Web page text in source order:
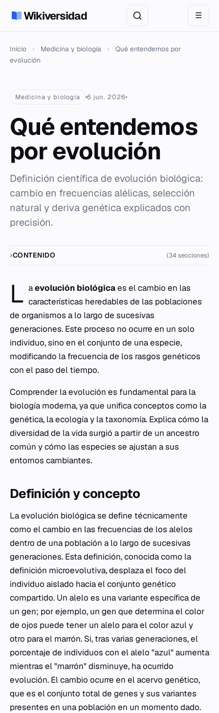
Wikiversidad ☰
Inicio › Medicina y biología ›
Qué entendemos por
evolución
Medicina y biología 6 jun. 2026
Qué entendemos
por evolución
Definición científica de evolución biológica:
cambio en frecuencias alélicas, selección
natural y deriva genética explicados con
precisión.
CONTENIDO (34 secciones)
L aevolución biológicaes el cambio en las
características heredables de las poblaciones
de organismos a lo largo de sucesivas
generaciones. Este proceso no ocurre en un solo
individuo, sino en el conjunto de una especie,
modificando la frecuencia de los rasgos genéticos
con el paso del tiempo.
Comprender la evolución es fundamental para la
biología moderna, ya que unifica conceptos como la
genética, la ecología y la taxonomía. Explica cómo la
diversidad de la vida surgió a partir de un ancestro
común y cómo las especies se ajustan a sus
entornos cambiantes.
Definición y concepto
La evolución biológica se define técnicamente
como el cambio en las frecuencias de los alelos
dentro de una población a lo largo de sucesivas
generaciones. Esta definición, conocida como la
definición microevolutiva, desplaza el foco del
individuo aislado hacia el conjunto genético
compartido. Un alelo es una variante específica de
un gen; por ejemplo, un gen que determina el color
de ojos puede tener un alelo para el color azul y
otro para el marrón. Si, tras varias generaciones, el
porcentaje de individuos con el alelo "azul" aumenta
mientras el "marrón" disminuye, ha ocurrido
evolución. El cambio ocurre en el acervo genético,
que es el conjunto total de genes y sus variantes
presentes en una población en un momento dado.